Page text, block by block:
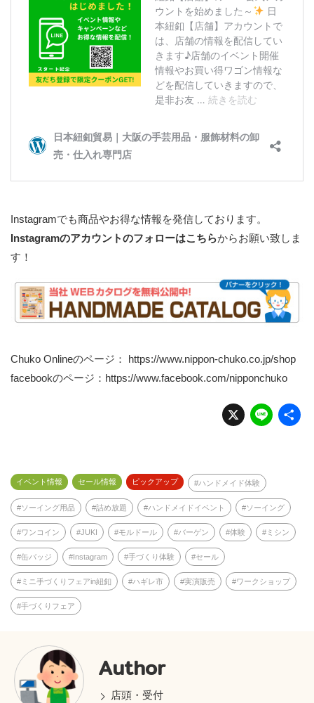
Instagramでも商品やお得な情報を発信しております。
Instagramのアカウントのフォローはこちらからお願い致しま
す！
Chuko Onlineのページ： https://www.nippon-chuko.co.jp/shop
facebookのページ： https://www.facebook.com/nipponchuko
X Li
n
イベント情報 セール情報 ピックアップ ハンドメイド体験
ソーイング用品 詰め放題 ハンドメイドイベント ソーイング
ワンコイン JUKI モルドール バーゲン 体験 ミシン
缶バッジ Instagram 手づくり体験 セール
ミニ手づくりフェアin紐釦 ハギレ市 実演販売 ワークショップ
手づくりフェア
Author
店頭・受付